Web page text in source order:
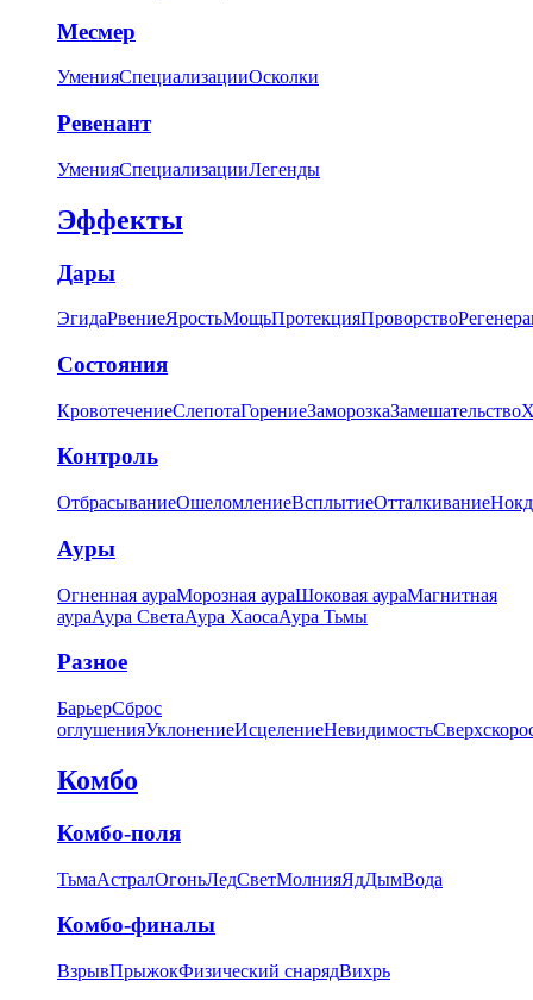
Месмер
УменияСпециализацииОсколки
Ревенант
УменияСпециализацииЛегенды
Эффекты
Дары
ЭгидаРвениеЯростьМощьПротекцияПроворство
Состояния
КровотечениеСлепотаГорениеЗаморозкаЗамешательство
Контроль
ОтбрасываниеОшеломлениеВсплытиеОтталкивание
Ауры
Огненная аураМорозная аураШоковая аураМагнитная
аураАура СветаАура ХаосаАура Тьмы
Разное
БарьерСброс
оглушенияУклонениеИсцелениеНевидимость
Комбо
Комбо-поля
ТьмаАстралОгоньЛедСветМолнияЯдДымВода
Комбо-финалы
ВзрывПрыжокФизический снарядВихрь